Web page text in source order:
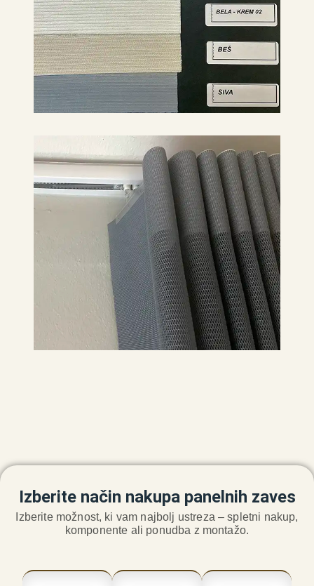
Izberite način nakupa panelnih zaves
Izberite možnost, ki vam najbolj ustreza – spletni nakup,
komponente ali ponudba z montažo.